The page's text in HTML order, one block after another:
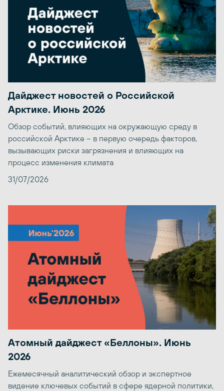
Дайджест новостей о Российской
Арктике. Июнь 2026
Обзор событий, влияющих на окружающую среду в
российской Арктике – в первую очередь факторов,
вызывающих риски загрязнения и влияющих на
процесс изменения климата
31/07/2026
Атомный дайджест «Беллоны». Июнь
2026
Ежемесячный аналитический обзор и экспертное
видение ключевых событий в сфере ядерной политики,